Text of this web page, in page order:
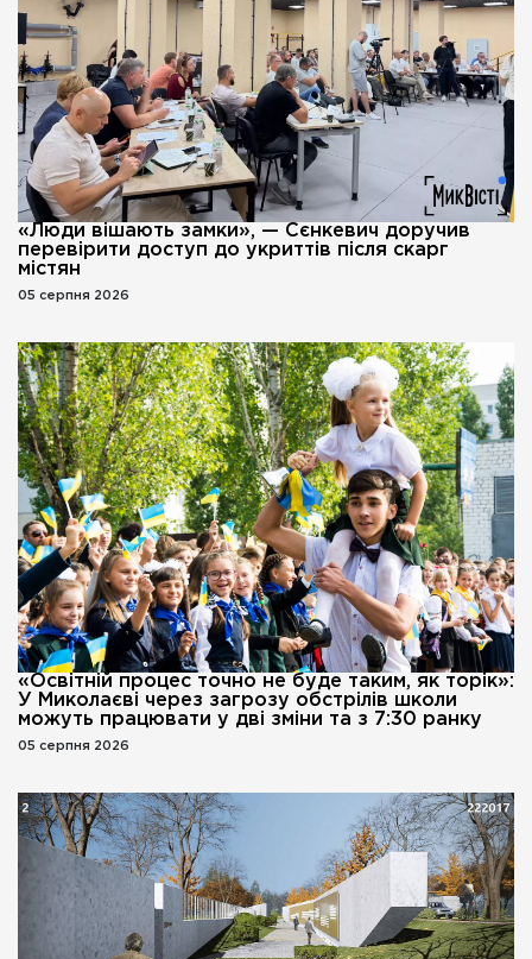
«Люди вішають замки», — Сєнкевич доручив
перевірити доступ до укриттів після скарг
містян
05 серпня 2026
«Освітній процес точно не буде таким, як торік»:
У Миколаєві через загрозу обстрілів школи
можуть працювати у дві зміни та з 7:30 ранку
05 серпня 2026